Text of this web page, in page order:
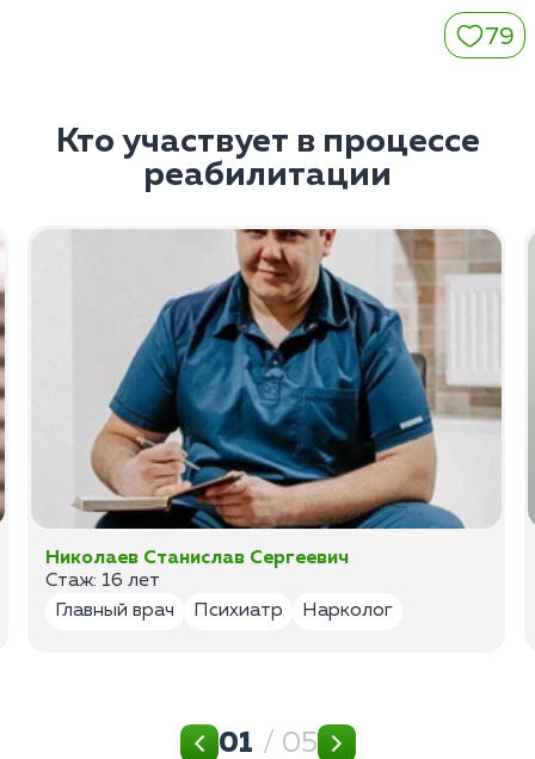
79
Кто участвует в процессе
реабилитации
Николаев Станислав Сергеевич
Стаж: 16 лет
Главный врач
Психиатр Нарколог
01 / 05